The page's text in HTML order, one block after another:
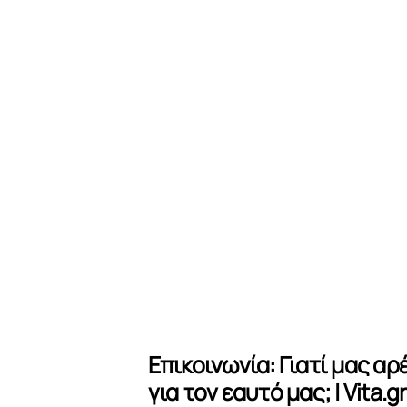
Επικοινωνία: Γιατί μας
για τον εαυτό μας; | Vita.gr